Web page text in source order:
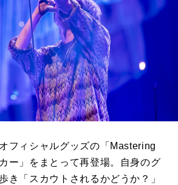
フィシャルグッズの「Mastering
ー」をまとって再登場。自身のグ
き「スカウトされるかどうか？」